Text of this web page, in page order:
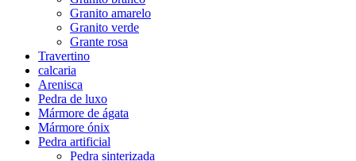
Granito amarelo
Granito verde
Grante rosa
Travertino
calcaria
Arenisca
Pedra de luxo
Mármore de ágata
Mármore ónix
Pedra artificial
Pedra sinterizada